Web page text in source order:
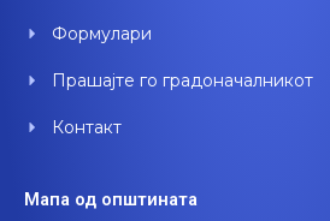
Формулари
Прашајте го градоначалникот
Контакт
Мапа од општината